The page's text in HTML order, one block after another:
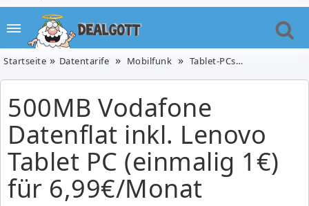
Startseite Datentarife Mobilfunk Tablet-PCs
500MB Vodafone
Datenflat inkl. Lenovo
Tablet PC (einmalig 1€)
für 6,99€/Monat